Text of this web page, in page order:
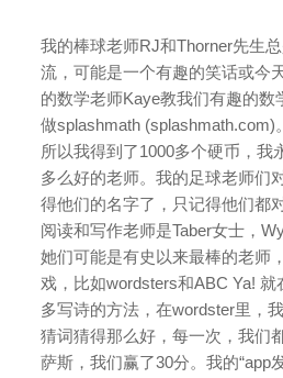
我的棒球老师RJ和Thorner先生
流，可能是一个有趣的笑话或今
的数学老师Kaye教我们有趣的数
做splashmath (splashmath.com)
所以我得到了1000多个硬币，我
多么好的老师。我的足球老师们
得他们的名字了，只记得他们都
阅读和写作老师是Taber女士，
她们可能是有史以来最棒的老师
戏，比如wordsters和ABC Ya!
多写诗的方法，在wordster里，
猜词猜得那么好，每一次，我们
萨斯，我们赢了30分。我的“app